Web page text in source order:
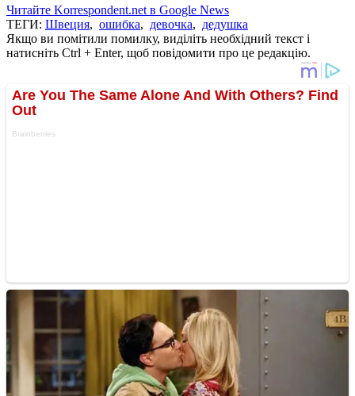
Читайте Korrespondent.net в Google News
ТЕГИ: Швеция, ошибка, девочка, дедушка
Якщо ви помітили помилку, виділіть необхідний текст і
натисніть Ctrl + Enter, щоб повідомити про це редакцію.